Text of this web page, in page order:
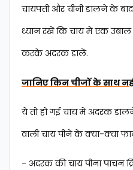
चायपत्ती और चीनी डालने के
ध्यान रखें कि चाय में एक
करके अदरक डालें.
जानिए किन चीजों के साथ
ये तो हो गई चाय में अदरक
वाली चाय पीने के क्या-क्या
- अदरक की चाय पीना पाचन